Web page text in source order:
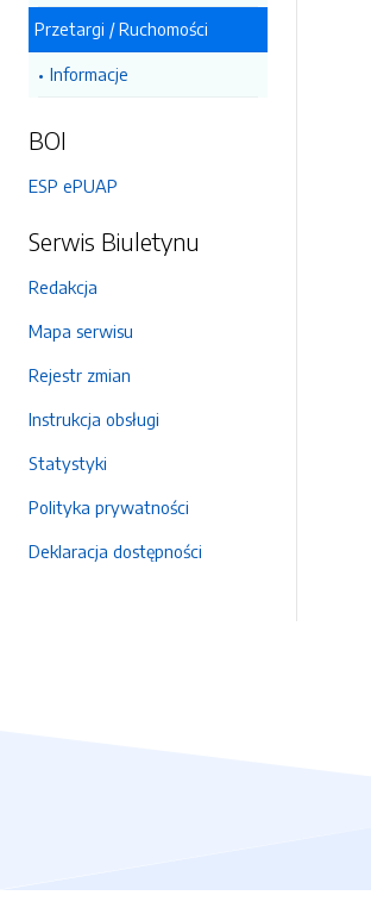
Przetargi / Ruchomości
Informacje
BOI
ESP ePUAP
Serwis Biuletynu
Redakcja
Mapa serwisu
Rejestr zmian
Instrukcja obsługi
Statystyki
Polityka prywatności
Deklaracja dostępności